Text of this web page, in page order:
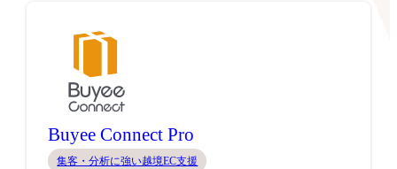
Buyee Connect Pro
集客・分析に強い越境EC支援